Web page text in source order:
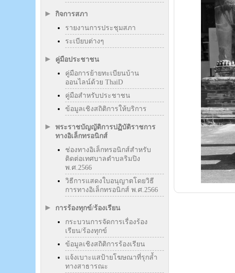
กิจการสภา
รายงานการประชุมสภา
ระเบียบต่างๆ
คู่มือประชาชน
คู่มือการย้ายทะเบียนบ้าน
ออนไลน์ด้วย ThaiD
คู่มือสำหรับประชาชน
ข้อมูลเชิงสถิติการให้บริการ
พระราชบัญญัติการปฏิบัติราชการ
ทางอิเล็กทรอนิกส์
ช่องทางอิเล็กทรอนิกส์สำหรับ
ติดต่อเทศบาลตำบลริมปิง
พ.ศ.2566
วิธีการแสดงใบอนุญาตโดยวิธี
การทางอิเล็กทรอนิกส์ พ.ศ.2566
การร้องทุกข์/ร้องเรียน
กระบวนการจัดการเรื่องร้อง
เรียน/ร้องทุกข์
ข้อมูลเชิงสถิติการร้องเรียน
แจ้งเบาะแสป้ายโฆษณาที่รุกล้ำ
ทางสาธารณะ